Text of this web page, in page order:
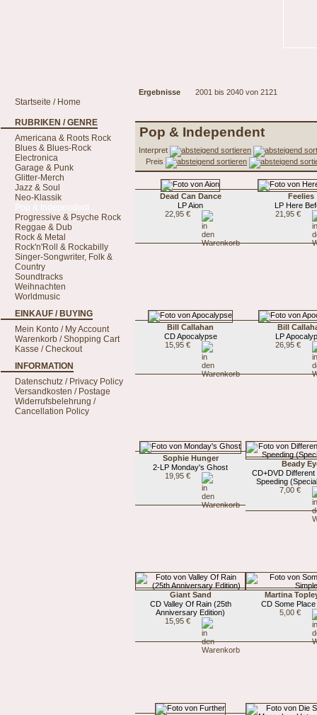
Ergebnisse 2001 bis 2040 von 2121
Startseite / Home
RUBRIKEN / GENRE
Americana & Roots Rock
Blues & Blues-Rock
Electronica
Garage & Punk
Glitter-Merch
Jazz & Soul
Neo-Klassik
Progressive & Psyche Rock
Reggae & Dub
Rock & Metal
Rock'n'Roll & Rockabilly
Singer-Songwriter, Folk &
Country
Soundtracks
Weihnachten
Worldmusic
EINKAUF / BUYING
Mein Konto / My Account
Warenkorb / Shopping Cart
Kasse / Checkout
INFORMATION
Datenschutz / Privacy Policy
Versandkosten / Postage
Widerrufsbelehrung /
Cancellation Policy
Pop & Independent
Interpret
Preis
Dead Can Dance
LP Aion
22,95 €
Feelies
LP Here
21,95 €
Bill Callahan
CD Apocalypse
15,95 €
Bill
LP
26,95 €
Sophie Hunger
2-LP Monday's Ghost
19,95 €
Beady
CD+DVD Different
Speeding
7,00 €
Giant Sand
CD Valley Of Rain (25th
Anniversary Edition)
15,95 €
Martina
CD Some Place
5,00 €